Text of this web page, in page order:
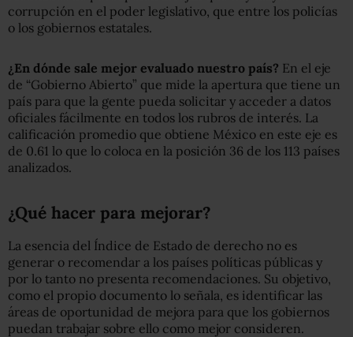
corrupción en el poder legislativo, que entre los policías
o los gobiernos estatales.
¿En dónde sale mejor evaluado nuestro país? En el eje
de “Gobierno Abierto” que mide la apertura que tiene un
país para que la gente pueda solicitar y acceder a datos
oficiales fácilmente en todos los rubros de interés. La
calificación promedio que obtiene México en este eje es
de 0.61 lo que lo coloca en la posición 36 de los 113 países
analizados.
¿Qué hacer para mejorar?
La esencia del Índice de Estado de derecho no es
generar o recomendar a los países políticas públicas y
por lo tanto no presenta recomendaciones. Su objetivo,
como el propio documento lo señala, es identificar las
áreas de oportunidad de mejora para que los gobiernos
puedan trabajar sobre ello como mejor consideren.